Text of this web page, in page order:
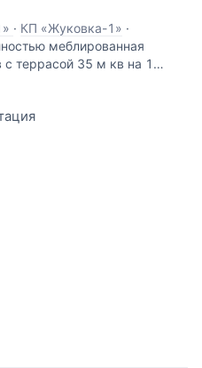
· КП «Жуковка-1» ·
меблированная
террасой 35 м кв на 1
1! Дизайнерский
материалов от
включает в себя